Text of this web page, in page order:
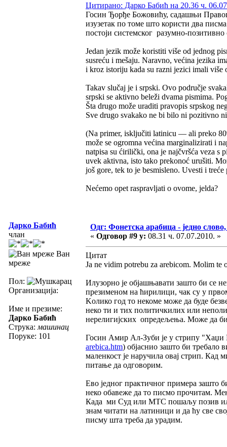
Цитирано: Дарко Бабић на 20.36 ч.
Госин Ђорђе Божовићу, садашњи
изузетак по томе што користи два
постоји системског разумно-позитивно
Jedan jezik može koristiti više od jednog
susreću i mešaju. Naravno, većina jezika
i kroz istoriju kada su razni jezici imali
Takav slučaj je i srpski. Ovo područje
srpski se aktivno beleži dvama pismima.
Šta drugo može uraditi pravopis srpskog
Sve drugo svakako ne bi bilo ni pozitivno
(Na primer, isključiti latinicu — ali preko
može se ogromna većina marginalizirati i
natpisa su ćirilički, ona je najčvršća veza s
uvek aktivna, isto tako prekonoć urušiti.
još gore, tek to je besmisleno. Uvesti i
Nećemo opet raspravljati o ovome, jelda?
Дарко Бабић
члан
Ван
мреже
Пол:
Организација:
Име и презиме:
Дарко Бабић
Струка: машинац
Поруке: 101
Одг: Фонетска арабица - једно слово,
« Одговор #9 у: 08.31 ч. 07.07.2010. »
Цитат
Ja ne vidim potrebu za arebicom. Molim te
Илузорно је објашњавати зашто би се
презименом на ћирилици, чак су у
Kолико год то некоме може да буде
неко ти и тих политичкилих или
нерелигијских опредељења. Може да
Госин Амир Ал-Зуби је у стрипу
arebica.htm) објаснио зашто би требало
маленкост је наручила овај стрип. Кад
питање да одговорим.
Ево једног практичног примера зашто
неко обавеже да то писмо прочитам.
Када ми Суд или МТС пошаљу позив
знам читати на латиници и да ћу све
писму шта треба да урадим.